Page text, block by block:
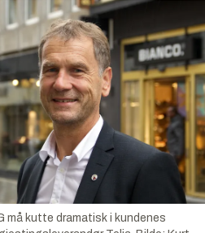
må kutte dramatisk i kundenes